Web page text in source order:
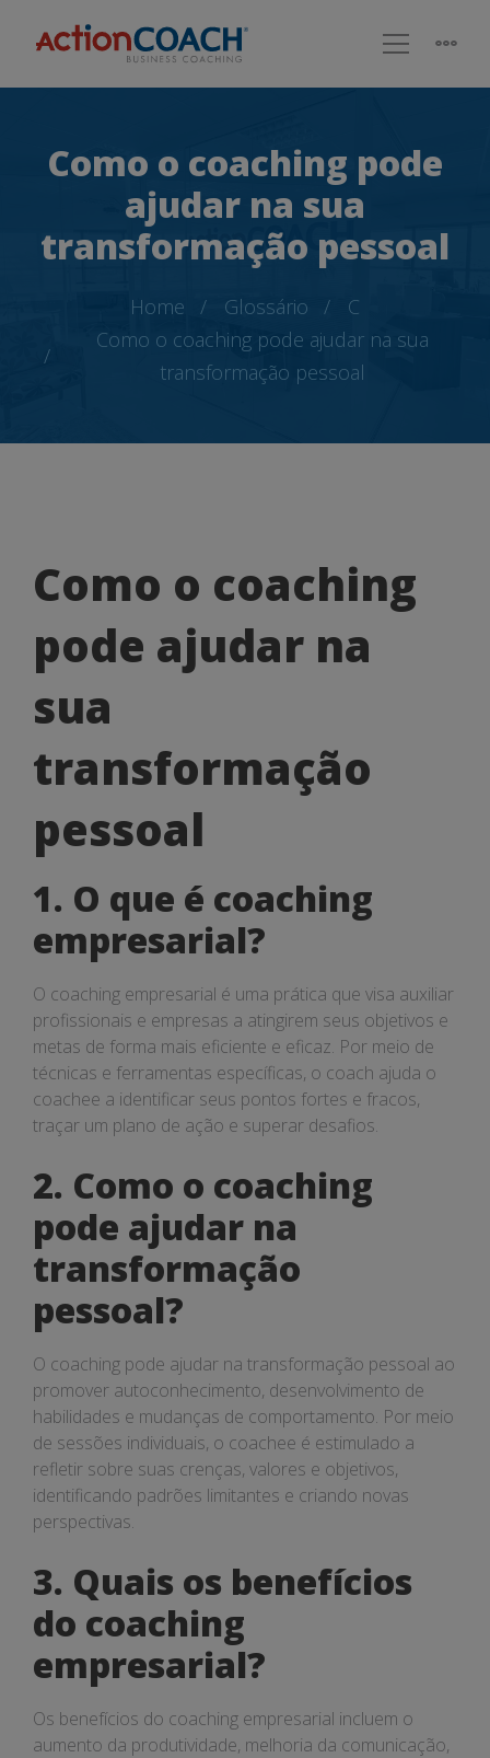
Como o coaching pode
ajudar na sua
transformação pessoal
Home Glossário
C
Como o coaching pode ajudar na sua
transformação pessoal
Como
o
coaching
pode
ajudar
na
sua
transformação
pessoal
Como o coaching
pode ajudar na
sua
transformação
pessoal
1. O que é coaching
empresarial?
O coaching empresarial é uma prática que visa auxiliar
profissionais e empresas a atingirem seus objetivos e
metas de forma mais eficiente e eficaz. Por meio de
técnicas e ferramentas específicas, o coach ajuda o
coachee a identificar seus pontos fortes e fracos,
traçar um plano de ação e superar desafios.
2. Como o coaching
pode ajudar na
transformação
pessoal?
O coaching pode ajudar na transformação pessoal ao
promover autoconhecimento, desenvolvimento de
habilidades e mudanças de comportamento. Por meio
de sessões individuais, o coachee é estimulado a
refletir sobre suas crenças, valores e objetivos,
identificando padrões limitantes e criando novas
perspectivas.
3. Quais os benefícios
do coaching
empresarial?
Os benefícios do coaching empresarial incluem o
aumento da produtividade, melhoria da comunicação,